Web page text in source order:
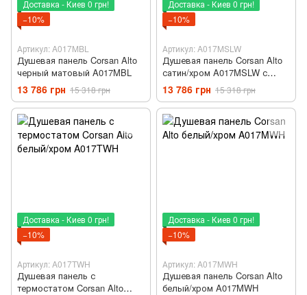
Доставка - Киев 0 грн!
−10%
Артикул: A017MBL
Душевая панель Corsan Alto
черный матовый A017MBL
13 786 грн 15 318 грн
Доставка - Киев 0 грн!
−10%
Артикул: A017MSLW
Душевая панель Corsan Alto
сатин/хром A017MSLW с
изливом
13 786 грн 15 318 грн
Доставка - Киев 0 грн!
−10%
Артикул: A017TWH
Душевая панель с
термостатом Corsan Alto
Доставка - Киев 0 грн!
−10%
Артикул: A017MWH
Душевая панель Corsan Alto
белый/хром A017MWH